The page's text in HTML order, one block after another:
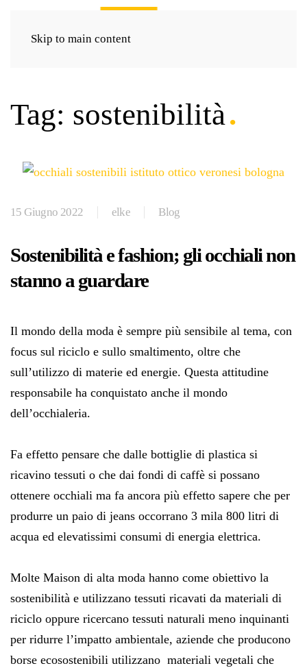
Skip to main content
Tag: sostenibilità
15 Giugno 2022 elke Blog
Sostenibilità e fashion; gli occhiali non
stanno a guardare
Il mondo della moda è sempre più sensibile al tema, con
focus sul riciclo e sullo smaltimento, oltre che
sull’utilizzo di materie ed energie. Questa attitudine
responsabile ha conquistato anche il mondo
dell’occhialeria.
Fa effetto pensare che dalle bottiglie di plastica si
ricavino tessuti o che dai fondi di caffè si possano
ottenere occhiali ma fa ancora più effetto sapere che per
produrre un paio di jeans occorrano 3 mila 800 litri di
acqua ed elevatissimi consumi di energia elettrica.
Molte Maison di alta moda hanno come obiettivo la
sostenibilità e utilizzano tessuti ricavati da materiali di
riciclo oppure ricercano tessuti naturali meno inquinanti
per ridurre l’impatto ambientale, aziende che producono
borse ecosostenibili utilizzano materiali vegetali che